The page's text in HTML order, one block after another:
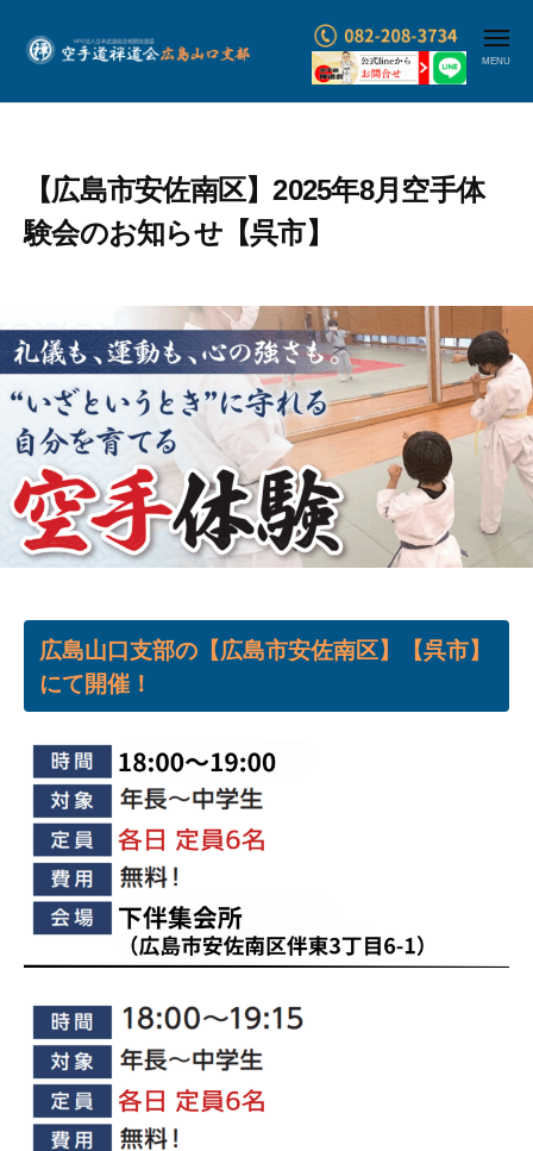
禅
道
会
山
支
部
・
武
道
手
少
年
ク
ラ
ブ
メ
ニ
【広島市安佐南区】2025年8月空手体
験会のお知らせ【呉市】
広島山口支部の【広島市安佐南区】【呉市】
にて開催！